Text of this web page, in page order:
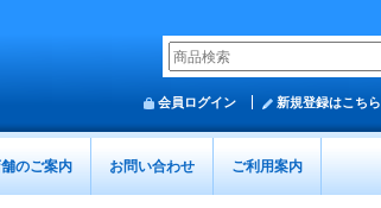
会員ログイン 新規登録はこちら
のご案内 お問い合わせ ご利用案内